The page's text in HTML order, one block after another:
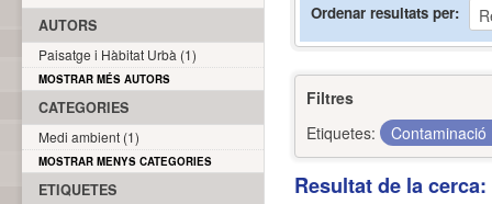
Ordenar resultats per
Filtres
Etiquetes:
Contaminació
Resultat de la
AUTORS
Paisatge i Hàbitat Urbà (1)
MOSTRAR MÉS AUTORS
CATEGORIES
Medi ambient (1)
MOSTRAR MENYS CATEGORIES
ETIQUETES